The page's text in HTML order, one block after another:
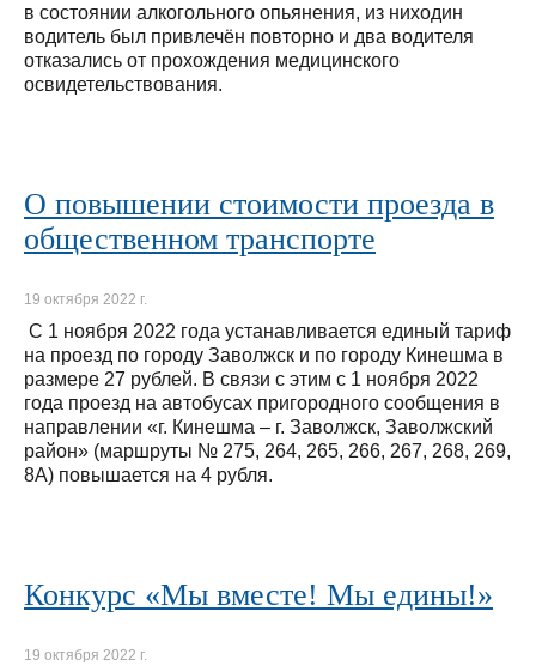
в состоянии алкогольного опьянения, из ниходин
водитель был привлечён повторно и два водителя
отказались от прохождения медицинского
освидетельствования.
О повышении стоимости проезда в
общественном транспорте
19 октября 2022 г.
С 1 ноября 2022 года устанавливается единый тариф
на проезд по городу Заволжск и по городу Кинешма в
размере 27 рублей. В связи с этим с 1 ноября 2022
года проезд на автобусах пригородного сообщения в
направлении «г. Кинешма – г. Заволжск, Заволжский
район» (маршруты № 275, 264, 265, 266, 267, 268, 269,
8А) повышается на 4 рубля.
Конкурс «Мы вместе! Мы едины!»
19 октября 2022 г.